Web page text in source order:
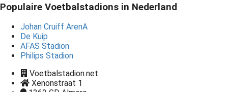
Populaire Voetbalstadions in Nederland
Johan Cruiff ArenA
De Kuip
AFAS Stadion
Philips Stadion
Voetbalstadion.net
Xenonstraat 1